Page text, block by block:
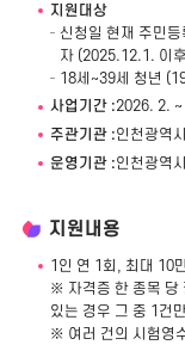
지원대상
신청일 현재 주민
자 (2025.12.1. 이
18세~39세 청년
사업기간 :2026. 2.
주관기관 :인천광역
운영기관 :인천광역
지원내용
1인 연 1회, 최대 10
※ 자격증 한 종목 당
있는 경우 그 중 1건
※ 여러 건의 시험영